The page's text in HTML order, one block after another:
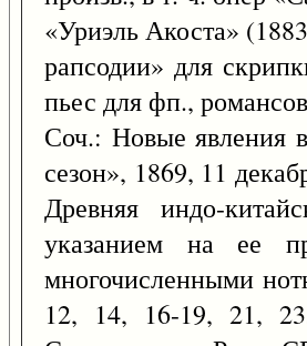
«Уриэль Акоста»
рапсодии» для
пьес для фп.,
Соч.: Новые явления
сезон», 1869, 11
Древняя индо-
указанием на ее
многочисленными
12, 14, 16-19, 21,